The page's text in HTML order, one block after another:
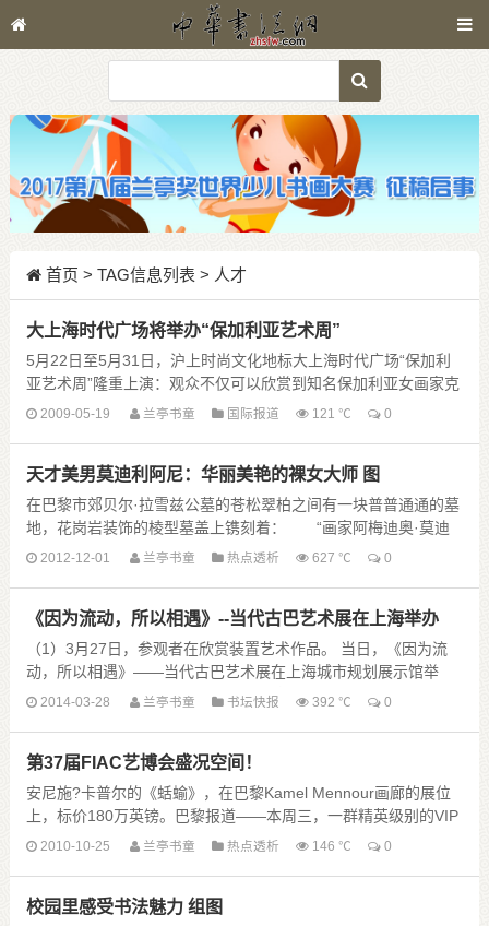
首页 > TAG信息列表 > 人才
大上海时代广场将举办“保加利亚艺术周”
5月22日至5月31日，沪上时尚文化地标大上海时代广场“保加利
亚艺术周”隆重上演：观众不仅可以欣赏到知名保加利亚女画家克
里斯蒂娜·汤姆森（Kristina Thomsen）的系列绘画佳作，赏玩享
2009-05-19 兰亭书童 国际报道 121 ℃ 0
天才美男莫迪利阿尼：华丽美艳的裸女大师 图
在巴黎市郊贝尔·拉雪兹公墓的苍松翠柏之间有一块普普通通的墓
地，花岗岩装饰的棱型墓盖上镌刻着： “画家阿梅迪奥·莫迪
利阿尼 一八八四年七月十二日生于意大利里......
2012-12-01 兰亭书童 热点透析 627 ℃ 0
《因为流动，所以相遇》--当代古巴艺术展在上海举办
（1）3月27日，参观者在欣赏装置艺术作品。 当日，《因为流
动，所以相遇》——当代古巴艺术展在上海城市规划展示馆举
办。此次展览展出94位古巴当代艺术家最具代表性......
2014-03-28 兰亭书童 书坛快报 392 ℃ 0
第37届FIAC艺博会盛况空间！
安尼施?卡普尔的《蛞蝓》，在巴黎Kamel Mennour画廊的展位
上，标价180万英镑。巴黎报道——本周三，一群精英级别的VIP
手持塑料邀请函涌入辉煌的“新艺......
2010-10-25 兰亭书童 热点透析 146 ℃ 0
校园里感受书法魅力 组图